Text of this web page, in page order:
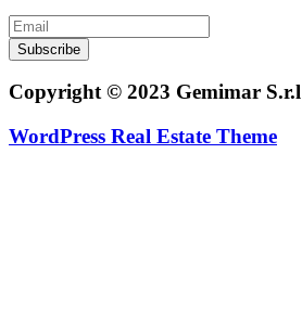
Subscribe
Copyright © 2023 Gemimar S.r.l
WordPress Real Estate Theme